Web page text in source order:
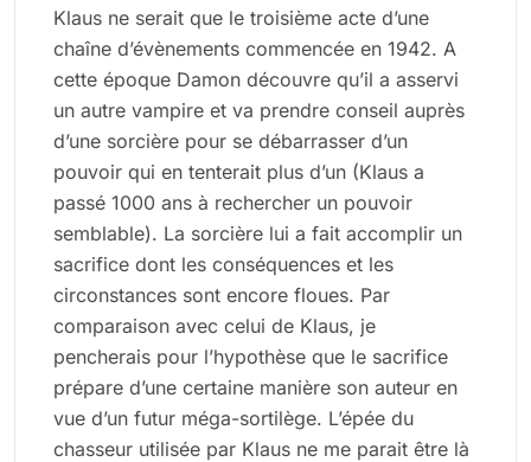
Klaus ne serait que le troisième acte d’une
chaîne d’évènements commencée en 1942. A
cette époque Damon découvre qu’il a asservi
un autre vampire et va prendre conseil auprès
d’une sorcière pour se débarrasser d’un
pouvoir qui en tenterait plus d’un (Klaus a
passé 1000 ans à rechercher un pouvoir
semblable). La sorcière lui a fait accomplir un
sacrifice dont les conséquences et les
circonstances sont encore floues. Par
comparaison avec celui de Klaus, je
pencherais pour l’hypothèse que le sacrifice
prépare d’une certaine manière son auteur en
vue d’un futur méga-sortilège. L’épée du
chasseur utilisée par Klaus ne me parait être là